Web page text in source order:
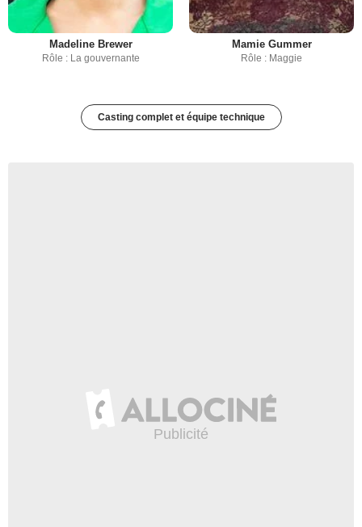
Madeline Brewer
Rôle : La gouvernante
Mamie Gummer
Rôle : Maggie
Casting complet et équipe technique